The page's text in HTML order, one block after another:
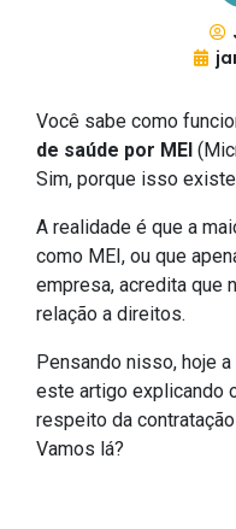
Você sabe como
de saúde por MEI
Sim, porque isso
A realidade é que a
como MEI, ou que
empresa, acredita que
relação a direitos.
Pensando nisso, hoje a
este artigo explicando
respeito da
Vamos lá?